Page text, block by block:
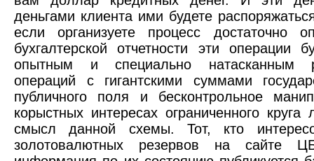
деньгами клиента ими будете
если организуете процесс достаточно
бухгалтерской отчетности эти операции
опытным и специально натасканным
операций с гигантскими суммами
публичного поля и бесконтрольное
корыстных интересах ограниченного
смысл данной схемы. Тот, кто
золотовалютных резервов на сайте